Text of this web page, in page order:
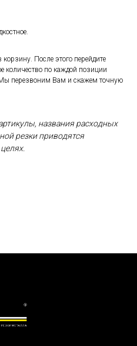
После этого перейдите
количество по каждой позиции
перезвоним Вам и скажем точную
названия расходных
резки приводятся